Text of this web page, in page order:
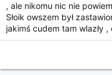
, ale nikomu nic nie powiem
Słoik owszem był
jakimś cudem tam wlazły